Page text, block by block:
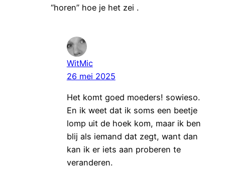
“horen” hoe je het zei .
WitMic
26 mei 2025
Het komt goed moeders! sowieso.
En ik weet dat ik soms een beetje
lomp uit de hoek kom, maar ik ben
blij als iemand dat zegt, want dan
kan ik er iets aan proberen te
veranderen.